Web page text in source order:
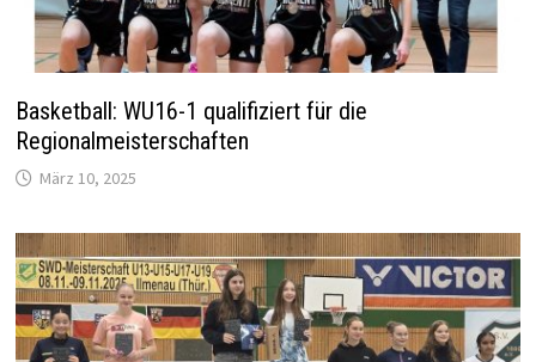
Basketball: WU16-1 qualifiziert für die
Regionalmeisterschaften
März 10, 2025